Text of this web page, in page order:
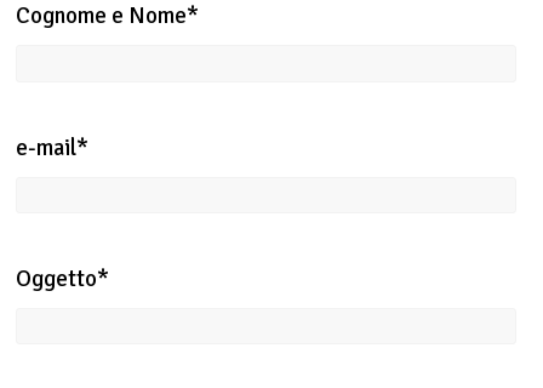
Cognome e Nome*
e-mail*
Oggetto*